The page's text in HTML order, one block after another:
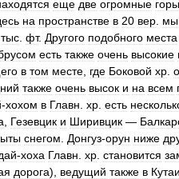
еще две огромные горы
на пространстве в 20 вер мы
тыс фт. Другого подобного места
есть также очень высокие
в том месте где Боковой хр
также очень высок и на всем
-хохом в Главн хр есть
Гезевцик и Ширивцик —
снегом Донгуз-орун ниже
-хоха Главн хр становится
дорога), ведущий также в